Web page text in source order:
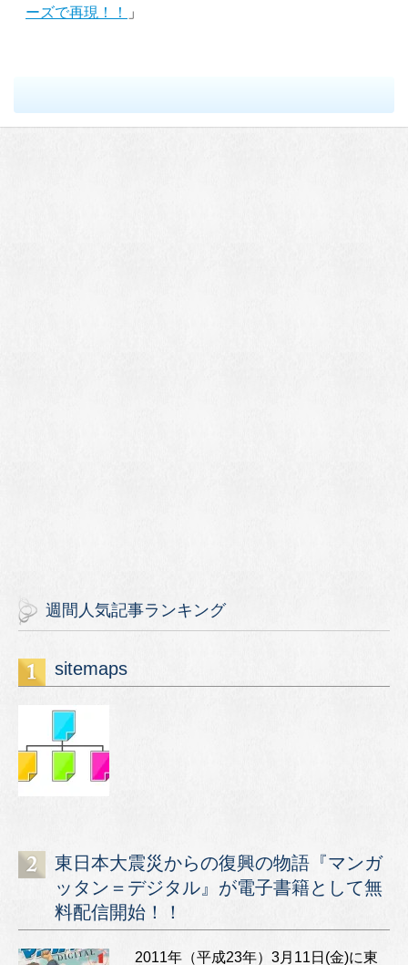
ーズで再現！！
」
週間人気記事ランキング
sitemaps
東日本大震災からの復興の物語『マンガ
ッタン＝デジタル』が電子書籍として無
料配信開始！！
2011年（平成23年）3月11日(金)に東